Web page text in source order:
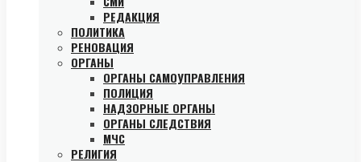
РЕДАКЦИЯ
ПОЛИТИКА
РЕНОВАЦИЯ
ОРГАНЫ
ОРГАНЫ САМОУПРАВЛЕНИЯ
ПОЛИЦИЯ
НАДЗОРНЫЕ ОРГАНЫ
ОРГАНЫ СЛЕДСТВИЯ
МЧС
РЕЛИГИЯ